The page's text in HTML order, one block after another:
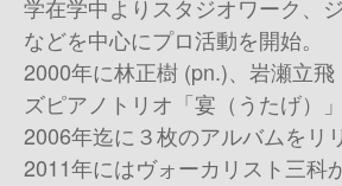
学在学中よりスタジオワーク、
などを中心にプロ活動を開始。
2000年に林正樹 (pn.)、岩瀬立飛
ズピアノトリオ「宴（うたげ）
2006年迄に３枚のアルバムをリ
2011年にはヴォーカリスト三科